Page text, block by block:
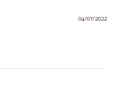
04/07/2022